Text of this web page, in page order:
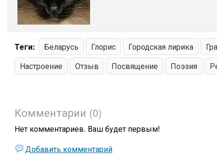
Теги: Беларусь Глорис Городская лирика
Настроение
Отзыв Посвящение Поэзия
Комментарии (0)
Нет комментариев. Ваш будет первым!
Добавить комментарий